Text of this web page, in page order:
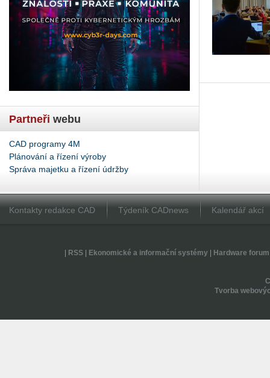
Partneři webu
CAD programy 4M
Plánování a řízení výroby
Správa majetku a řízení údržby
Kontakty redakce CAD Týdeník CADnews Kalendář akcí
RSS| Ekonomické a informační systémy| Hardware forum
Tvorba